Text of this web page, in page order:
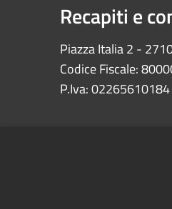
Recapiti e
Piazza Italia 2 -
Codice Fiscale:
P.Iva: 02265610184